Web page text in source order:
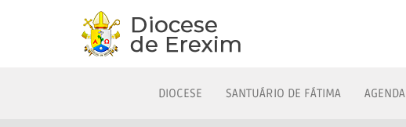
DIOCESE SANTUÁRIO DE FÁTIMA AGENDA